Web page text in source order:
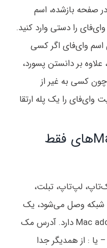
صفحه بازشده، اسم
را دستی وارد کنید.
وای‌فای اگر کسی
بر دانستن پسورد،
چون کسی به غیر از
وای‌فای را یک پله ارتقا
اجازه به Mac addressهای فقط
لپ‌تاپ، تبلت،
شبکه وصل می‌شود، یک
شناسه اختصاصی به اسم Mac address دارد. آدرس مک
: از همدیگر جدا